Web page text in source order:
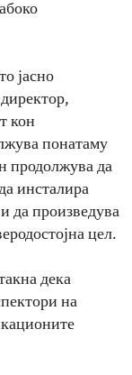
јасно
кон
понатаму
продолжува да
инсталира
да произведува
цел.
дека
на